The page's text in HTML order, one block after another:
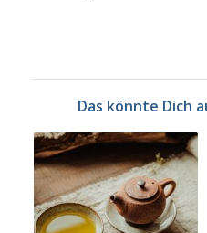
Das könnte Dich